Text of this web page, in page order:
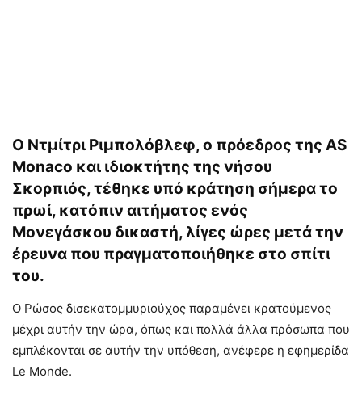
Ο Ντμίτρι Ριμπoλόβλεφ, ο πρόεδρος της AS
Monaco και ιδιοκτήτης της νήσου
Σκορπιός, τέθηκε υπό κράτηση σήμερα το
πρωί, κατόπιν αιτήματος ενός
Μονεγάσκου δικαστή, λίγες ώρες μετά την
έρευνα που πραγματοποιήθηκε στο σπίτι
του.
Ο Ρώσος δισεκατομμυριούχος παραμένει κρατούμενος
μέχρι αυτήν την ώρα, όπως και πολλά άλλα πρόσωπα που
εμπλέκονται σε αυτήν την υπόθεση, ανέφερε η εφημερίδα
Le Monde.